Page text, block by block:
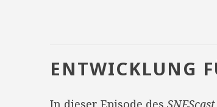
ENTWICKLUNG
In dieser Episode des SNEScast